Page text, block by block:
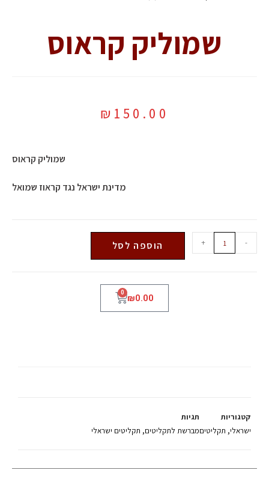
שמוליק קראוס
₪ 150.00
שמוליק קראוס
מדינת ישראל נגד קראוז שמואל
-
+ הוספה לסל
₪0.00
0
קטגוריות
ישראלי, תקליטים
תגיות
מברשת לתקליטים, תקליטים ישראלי